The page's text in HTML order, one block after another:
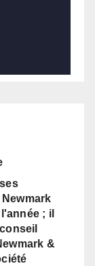
; il
&